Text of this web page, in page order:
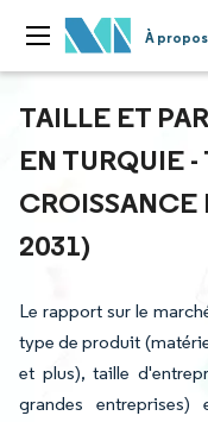
À
TAILLE ET
EN TURQUIE
CROISSANCE
2031)
Le rapport sur le
type de produit
et plus), taille
grandes